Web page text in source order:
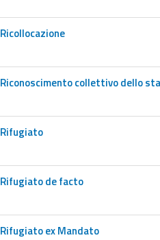
Ricollocazione
Riconoscimento collettivo dello
Rifugiato
Rifugiato de facto
Rifugiato ex Mandato